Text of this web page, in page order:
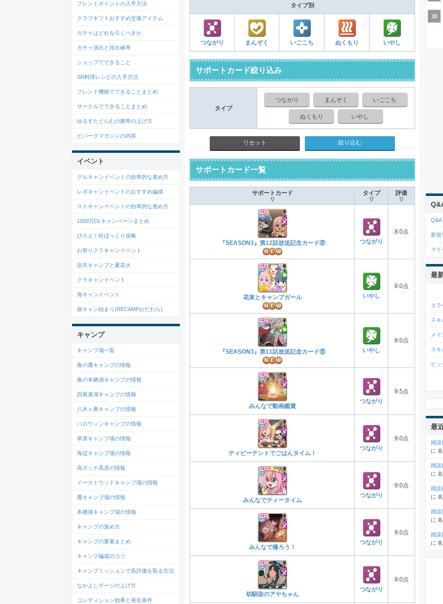
タイプ別
つながり まんぞく いごこち ぬくもり いやし
サポートカード絞り込み
タイプ
つながり まんぞく いごこち
ぬくもり いやし
リセット
サポートカード一覧
サポートカード
▽
タイプ
▽
評価
▽
『SEASON3』第12話放送記念カード⑧ つながり
8.0点
花束とキャンプガール いやし
8.0点
『SEASON3』第11話放送記念カード⑧ いやし
8.0点
みんなで動画鑑賞
つながり
9.5点
ティピーテントでごはんタイム！
つながり
9.0点
みんなでティータイム
つながり
9.0点
みんなで撮ろう！
つながり
9.0点
幼馴染のアヤちゃん
つながり
9.0点
フレンドポイントの入手方法
クラブギフトおすすめ交換アイテム
ガチャはどれを引くべきか
ガチャ演出と排出確率
ショップでできること
SR料理レシピの入手方法
フレンド機能でできることまとめ
サークルでできることまとめ
ゆるすたぐらむの勝率の上げ方
ビバークマガジンの内容
イベント
グルキャンイベントの効率的な進め方
レポキャンイベントのおすすめ編成
ストキャンイベントの効率的な進め方
1000万DLキャンペーンまとめ
ひろえ！松ぼっくり攻略
お祭りクラキャンイベント
浴衣キャンプと夏花火
クラキャンイベント
海キャンイベント
旅キャン始まり(RECAMPおだわら)
キャンプ
キャンプ場一覧
春の麓キャンプの情報
春の本栖湖キャンプの情報
四尾連湖キャンプの情報
八木ヶ鼻キャンプの情報
ハロウィンキャンプの情報
草原キャンプ場の情報
海辺キャンプ場の情報
高ボッチ高原の情報
イーストウッドキャンプ場の情報
麓キャンプ場の情報
本栖湖キャンプ場の情報
キャンプの進め方
キャンプの要素まとめ
キャンプ編成のコツ
キャンプミッションで高評価を取る方法
なかよしゲージの上げ方
コンディション効果と発生条件
Q&A
新規
マイ
最
エラ
スキ
メ
スキ
ビ
最
雑談
に
雑談
に
雑談
に
雑談
に
雑談
に